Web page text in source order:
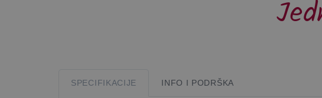
SPECIFIKACIJE INFO I PODRŠKA